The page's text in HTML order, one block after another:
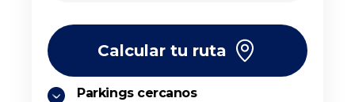
Calcular tu ruta
Parkings cercanos